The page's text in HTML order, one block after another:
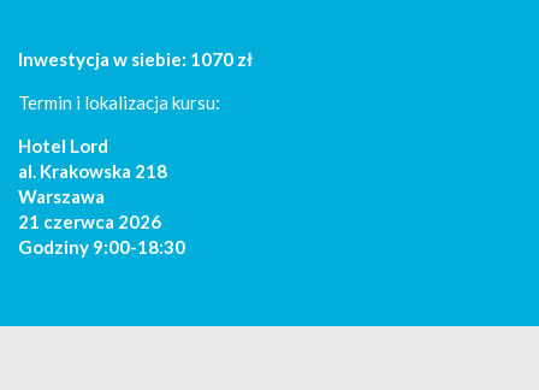
Inwestycja w siebie: 1070 zł
Termin i lokalizacja kursu:
Hotel Lord
al. Krakowska 218
Warszawa
21 czerwca 2026
Godziny 9:00-18:30